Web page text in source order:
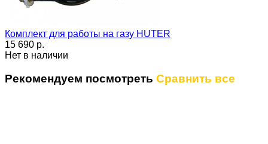
Комплект для работы на газу HUTER
15 690 p.
Нет в наличии
Рекомендуем посмотреть Сравнить все